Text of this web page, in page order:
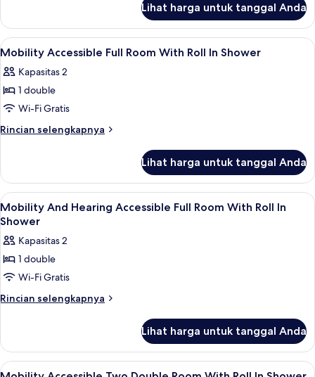
difabel,
Bebas
Asap
Rokok
Kamar,
Tempat
Double,
akses
Bebas
Asap
Rokok
Lihat harga untuk tanggal Anda
Lihat
semua
foto
untuk
Mobility
Accessible
With
Roll
In
Shower
Brankas, meja kerja, ruang kerja
4
Mobility Accessible Full Room With Roll In Shower
Kapasitas 2
1 double
Wi-Fi Gratis
Rincian selengkapnya
Rincian
Mobility
Accessible
Full
Room
Roll
In
Lihat harga untuk tanggal Anda
Lihat
semua
foto
untuk
Mobility
And
Hearing
Room
With
Brankas, meja kerja, ruang kerja
4
Mobility And Hearing Accessible Full Room With Roll In
Shower
Kapasitas 2
1 double
Wi-Fi Gratis
Rincian selengkapnya
Rincian
Mobility
And
Hearing
Lihat harga untuk tanggal Anda
Lihat
Brankas, meja kerja, ruang kerja
4